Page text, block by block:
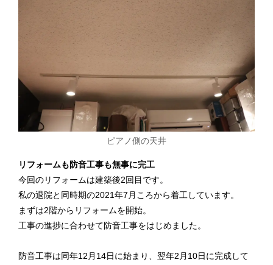
ピアノ側の天井
リフォームも防音工事も無事に完工
今回のリフォームは建築後2回目です。
私の退院と同時期の2021年7月ころから着工しています。
まずは2階からリフォームを開始。
工事の進捗に合わせて防音工事をはじめました。
防音工事は同年12月14日に始まり、翌年2月10日に完成して